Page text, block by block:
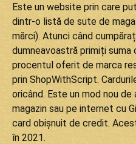
Este un website prin care
dintr-o listă de sute de
mărci). Atunci când
dumneavoastră primiți suma
procentul oferit de marca
prin ShopWithScript.
oricând. Este un mod nou
magazin sau pe internet cu
card obișnuit de credit.
în 2021.